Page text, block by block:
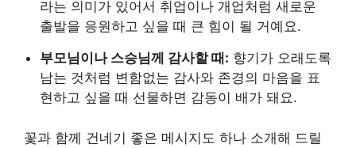
라는 의미가 있어서 취업이나 개업처럼 새로운
출발을 응원하고 싶을 때 큰 힘이 될 거예요.
부모님이나 스승님께 감사할 때: 향기가 오래도록
남는 것처럼 변함없는 감사와 존경의 마음을 표
현하고 싶을 때 선물하면 감동이 배가 돼요.
꽃과 함께 건네기 좋은 메시지도 하나 소개해 드릴